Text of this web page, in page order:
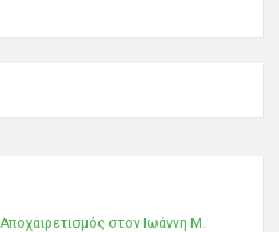
Αποχαιρετισμός στον Ιωάννη Μ.